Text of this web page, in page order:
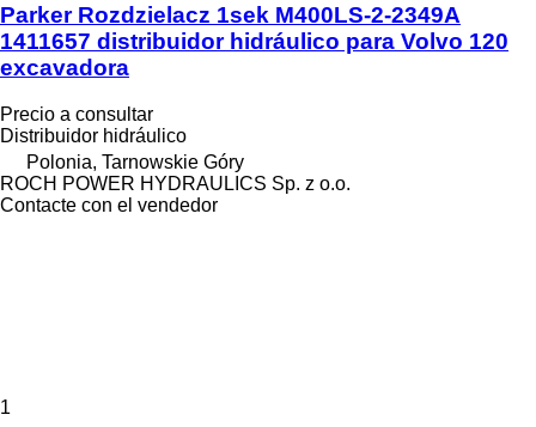
Parker Rozdzielacz 1sek M400LS-2-2349A
1411657 distribuidor hidráulico para Volvo 120
excavadora
Precio a consultar
Distribuidor hidráulico
Polonia, Tarnowskie Góry
ROCH POWER HYDRAULICS Sp. z o.o.
Contacte con el vendedor
1